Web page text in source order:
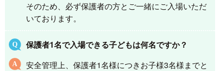
そのため、必ず保護者の方とご一緒にご入場いただ
いております。
保護者1名で入場できる子どもは何名ですか？
安全管理上、保護者1名様につきお子様3名様までと